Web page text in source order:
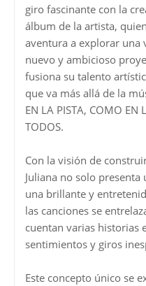
giro fascinante con la
álbum de la artista,
aventura a explorar una
nuevo y ambicioso
fusiona su talento
que va más allá de la
EN LA PISTA, COMO EN
TODOS.
Con la visión de
Juliana no solo
una brillante y
las canciones se
cuentan varias historias
sentimientos y giros
Este concepto único se